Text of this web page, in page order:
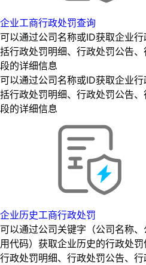
企业工商行政处罚查询
可以通过公司名称或ID获取企业
括行政处罚明细、行政处罚公告
段的详细信息
可以通过公司名称或ID获取企业
括行政处罚明细、行政处罚公告
段的详细信息
企业历史工商行政处罚
可以通过公司关键字（公司名称
用代码）获取企业历史的行政处
行政处罚明细、行政处罚公告、